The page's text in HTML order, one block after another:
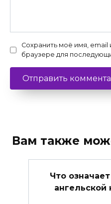
Сохранить моё имя, email
браузере для
Вам также
Что
ангельской